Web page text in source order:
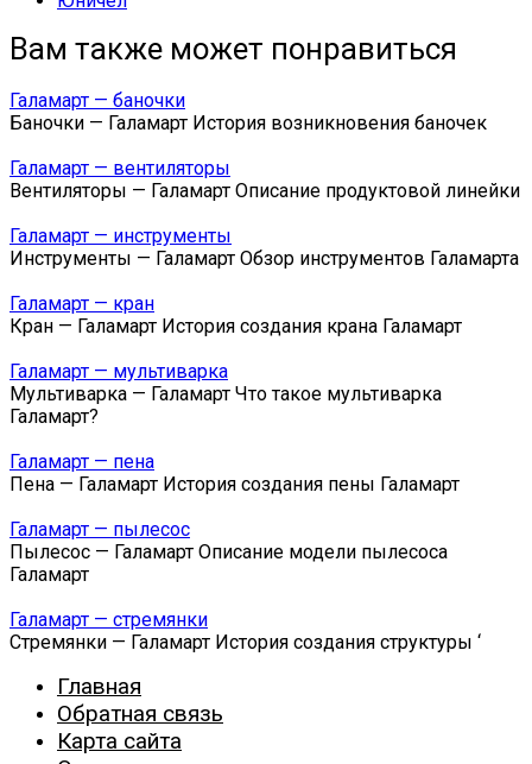
Вам также может понравиться
Галамарт — баночки
Баночки — Галамарт История возникновения баночек
Галамарт — вентиляторы
Вентиляторы — Галамарт Описание продуктовой линейки
Галамарт — инструменты
Инструменты — Галамарт Обзор инструментов Галамарта
Галамарт — кран
Кран — Галамарт История создания крана Галамарт
Галамарт — мультиварка
Мультиварка — Галамарт Что такое мультиварка
Галамарт?
Галамарт — пена
Пена — Галамарт История создания пены Галамарт
Галамарт — пылесос
Пылесос — Галамарт Описание модели пылесоса
Галамарт
Галамарт — стремянки
Стремянки — Галамарт История создания структуры ‘
Главная
Обратная связь
Карта сайта